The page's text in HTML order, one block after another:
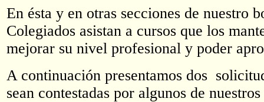
En ésta y en otras secciones de nuestro
Colegiados asistan a cursos que los
mejorar su nivel profesional y poder
A continuación presentamos dos
sean contestadas por algunos de